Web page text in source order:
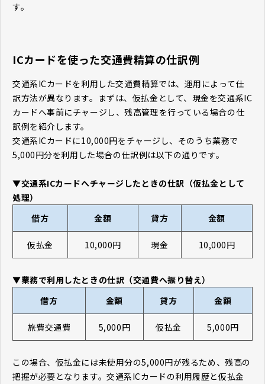
す。
ICカードを使った交通費精算の仕訳例
交通系ICカードを利用した交通費精算では、運用によって仕
訳方法が異なります。まずは、仮払金として、現金を交通系IC
カードへ事前にチャージし、残高管理を行っている場合の仕
訳例を紹介します。
交通系ICカードに10,000円をチャージし、そのうち業務で
5,000円分を利用した場合の仕訳例は以下の通りです。
▼交通系ICカードへチャージしたときの仕訳（仮払金として
処理）
借方
金額 貸方 金額
仮払金 10,000円 現金 10,000円
▼業務で利用したときの仕訳（交通費へ振り替え）
借方
金額 貸方 金額
旅費交通費 5,000円 仮払金 5,000円
この場合、仮払金には未使用分の5,000円が残るため、残高の
把握が必要となります。交通系ICカードの利用履歴と仮払金